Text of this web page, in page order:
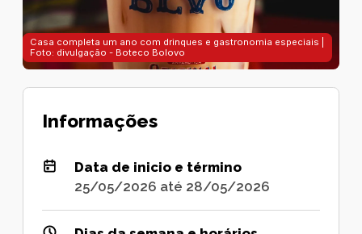
Casa completa um ano com drinques e gastronomia especiais |
Foto: divulgação - Boteco Bolovo
Informações
Data de inicio e término
25/05/2026 até 28/05/2026